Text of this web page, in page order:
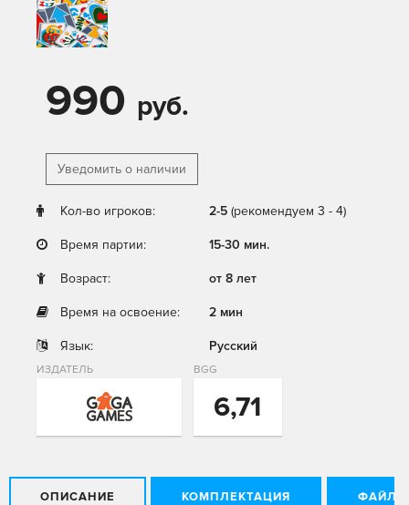
990 руб.
Уведомить о наличии
Кол-во игроков: 2-5 (рекомендуем 3 - 4)
Время партии: 15-30 мин.
Возраст: от 8 лет
Время на освоение: 2 мин
Язык: Русский
ИЗДАТЕЛЬ BGG
6,71
ОПИСАНИЕ КОМПЛЕКТАЦИЯ ФАЙЛЫ